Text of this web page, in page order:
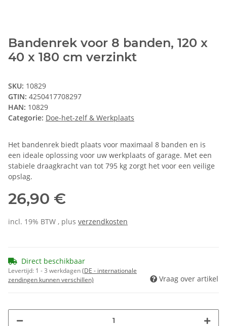
Bandenrek voor 8 banden, 120 x
40 x 180 cm verzinkt
SKU: 10829
GTIN: 4250417708297
HAN: 10829
Categorie: Doe-het-zelf & Werkplaats
Het bandenrek biedt plaats voor maximaal 8 banden en is
een ideale oplossing voor uw werkplaats of garage. Met een
stabiele draagkracht van tot 795 kg zorgt het voor een veilige
opslag.
26,90 €
incl. 19% BTW , plus verzendkosten
Direct beschikbaar
Levertijd: 1 - 3 werkdagen(DE - internationale
zendingen kunnen verschillen)
Vraag over artikel